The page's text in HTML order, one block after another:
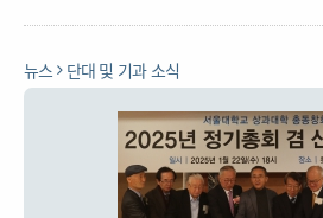
뉴스 단대 및 기과 소식